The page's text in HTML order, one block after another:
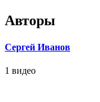
Авторы
Сергей Иванов
1 видео